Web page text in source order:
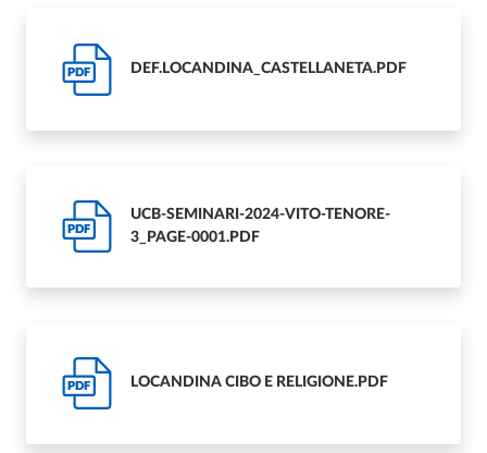
PDF DEF.LOCANDINA_CASTELLANETA.PDF
PDF
UCB-SEMINARI-2024-VITO-TENORE-
3_PAGE-0001.PDF
PDF LOCANDINA CIBO E RELIGIONE.PDF